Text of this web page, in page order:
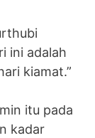
ini adalah
kiamat.”
itu pada
kadar